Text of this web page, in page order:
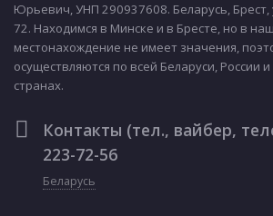
Юрьевич, УНП 290937608. Беларусь,
72. Находимся в Минске и в Бресте, но в
местонахождение не имеет значения,
осуществляются по всей Беларуси, России
странах.
Контакты (тел., вайбер,
223-72-56
Беларусь